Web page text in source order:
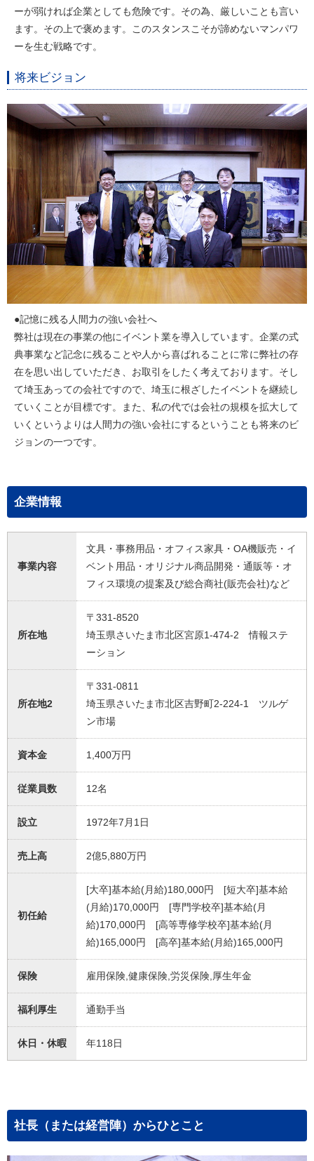
ーが弱ければ企業としても危険です。その為、厳しいことも言い
ます。その上で褒めます。このスタンスこそが諦めないマンパワ
ーを生む戦略です。
将来ビジョン
●記憶に残る人間力の強い会社へ
弊社は現在の事業の他にイベント業を導入しています。企業の式
典事業など記念に残ることや人から喜ばれることに常に弊社の存
在を思い出していただき、お取引をしたく考えております。そし
て埼玉あっての会社ですので、埼玉に根ざしたイベントを継続し
ていくことが目標です。また、私の代では会社の規模を拡大して
いくというよりは人間力の強い会社にするということも将来のビ
ジョンの一つです。
企業情報
事業内容
文具・事務用品・オフィス家具・OA機販売・イ
ベント用品・オリジナル商品開発・通販等・オ
フィス環境の提案及び総合商社(販売会社)など
所在地
〒331-8520
埼玉県さいたま市北区宮原1-474-2 情報ステ
ーション
所在地2
〒331-0811
埼玉県さいたま市北区吉野町2-224-1 ツルゲ
ン市場
資本金 1,400万円
従業員数 12名
設立 1972年7月1日
売上高 2億5,880万円
初任給
[大卒]基本給(月給)180,000円 [短大卒]基本給
(月給)170,000円 [専門学校卒]基本給(月
給)170,000円 [高等専修学校卒]基本給(月
給)165,000円 [高卒]基本給(月給)165,000円
保険 雇用保険,健康保険,労災保険,厚生年金
福利厚生 通勤手当
休日・休暇 年118日
社長（または経営陣）からひとこと